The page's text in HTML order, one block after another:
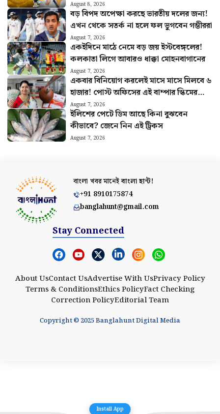
August 8, 2026
বড় বিপদ অপেক্ষা করছে ভারতীয় দলের জন্য!
এখন থেকে সতর্ক না হলে ফল ভুগবেন গম্ভীররা
August 7, 2026
একইদিনে মাঠে নেমে বড় জয় ইস্টবেঙ্গলের!
কলকাতা লিগে আবারও ধাক্কা মোহনবাগানের
August 7, 2026
একবার বিনিয়োগ করলেই মাসে মাসে মিলবে ৬
হাজার! পোস্ট অফিসের এই বাম্পার স্কিমের
হিসাব বুঝুন
August 7, 2026
ইলিশের পেটে ডিম আছে কিনা বুঝবেন
কীভাবে? জেনে নিন এই ট্রিকস
August 7, 2026
বাংলা খবর মানেইবাংলা হান্ট!
+91 8910175874
banglahunt@gmail.com
Stay Connected
About UsContact UsAdvertise With UsPrivacy Policy
Terms & ConditionsEthics PolicyFact Checking
Correction PolicyEditorial Team
Copyright © 2025 Banglahunt Digital Media
Install App